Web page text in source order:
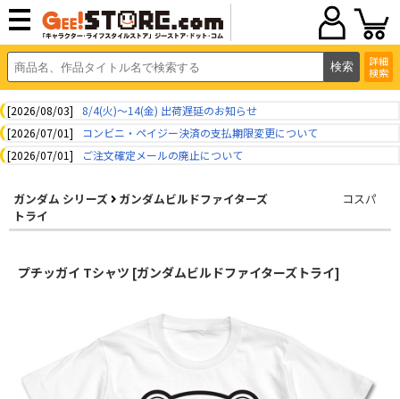
詳細
検索
[2026/08/03]
8/4(火)～14(金) 出荷遅延のお知らせ
[2026/07/01]
コンビニ・ペイジー決済の支払期限変更について
[2026/07/01]
ご注文確定メールの廃止について
ガンダム シリーズ
ガンダムビルドファイターズ
トライ
コスパ
プチッガイ Tシャツ [ガンダムビルドファイターズトライ]